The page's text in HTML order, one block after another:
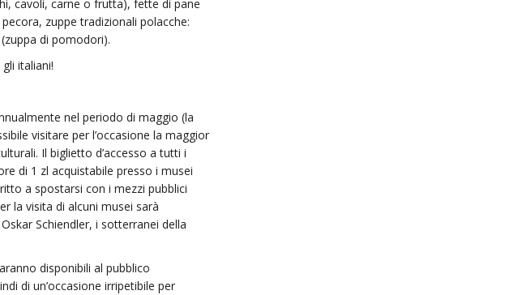
cavoli, carne o frutta), fette di pane
zuppe tradizionali polacche:
di pomodori).
italiani!
nel periodo di maggio (la
visitare per l’occasione la maggior
Il biglietto d’accesso a tutti i
di 1 zl acquistabile presso i musei
a spostarsi con i mezzi pubblici
la visita di alcuni musei sarà
Schiendler, i sotterranei della
disponibili al pubblico
di un’occasione irripetibile per